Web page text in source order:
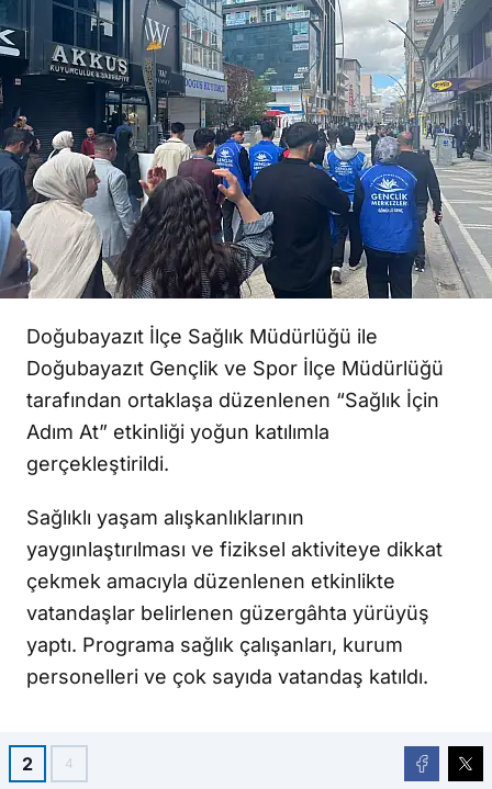
Doğubayazıt İlçe Sağlık Müdürlüğü ile
Doğubayazıt Gençlik ve Spor İlçe Müdürlüğü
tarafından ortaklaşa düzenlenen “Sağlık İçin
Adım At” etkinliği yoğun katılımla
gerçekleştirildi.
Sağlıklı yaşam alışkanlıklarının
yaygınlaştırılması ve fiziksel aktiviteye dikkat
çekmek amacıyla düzenlenen etkinlikte
vatandaşlar belirlenen güzergâhta yürüyüş
yaptı. Programa sağlık çalışanları, kurum
personelleri ve çok sayıda vatandaş katıldı.
2 4